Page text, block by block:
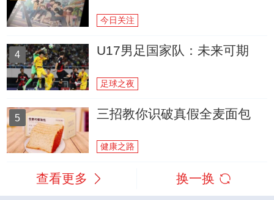
今日关注
4 U17男足国家队：未来可期
足球之夜
5 三招教你识破真假全麦面包
健康之路
查看更多 换一换